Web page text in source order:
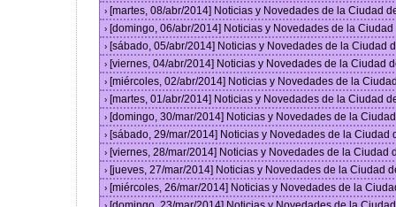
› [martes, 08/abr/2014] Noticias y Novedades de la Ciudad
› [domingo, 06/abr/2014] Noticias y Novedades de la
› [sábado, 05/abr/2014] Noticias y Novedades de la Ciudad
› [viernes, 04/abr/2014] Noticias y Novedades de la Ciudad
› [miércoles, 02/abr/2014] Noticias y Novedades de la
› [martes, 01/abr/2014] Noticias y Novedades de la Ciudad
› [domingo, 30/mar/2014] Noticias y Novedades de la
› [sábado, 29/mar/2014] Noticias y Novedades de la Ciudad
› [viernes, 28/mar/2014] Noticias y Novedades de la Ciudad
› [jueves, 27/mar/2014] Noticias y Novedades de la Ciudad
› [miércoles, 26/mar/2014] Noticias y Novedades de la